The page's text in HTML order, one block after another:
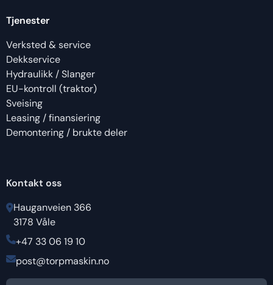
Tjenester
Verksted & service
Dekkservice
Hydraulikk / Slanger
EU-kontroll (traktor)
Sveising
Leasing / finansiering
Demontering / brukte deler
Kontakt oss
Hauganveien 366
3178 Våle
+47 33 06 19 10
post@torpmaskin.no